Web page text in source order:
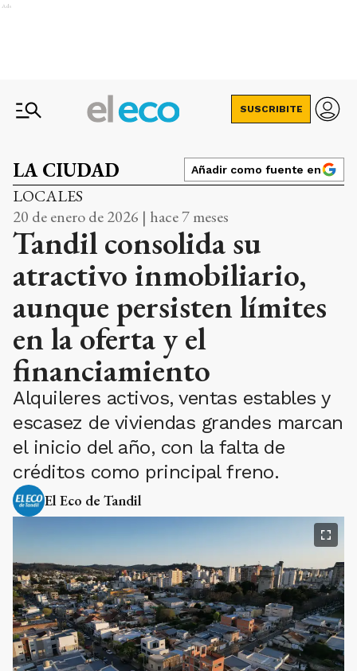
Ads
SUSCRIBITE
LA CIUDAD Añadir como fuente en
LOCALES
20 de enero de 2026 | hace 7 meses
Tandil consolida su
atractivo inmobiliario,
aunque persisten límites
en la oferta y el
financiamiento
Alquileres activos, ventas estables y
escasez de viviendas grandes marcan
el inicio del año, con la falta de
créditos como principal freno.
El Eco de Tandil